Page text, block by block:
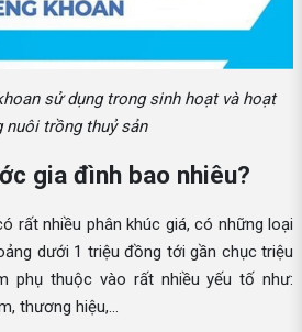
sử dụng trong sinh hoạt và hoạt
nuôi trồng thuỷ sản
gia đình bao nhiêu?
rất nhiều phân khúc giá, có những loại
dưới 1 triệu đồng tới gần chục triệu
phụ thuộc vào rất nhiều yếu tố như:
thương hiệu,...